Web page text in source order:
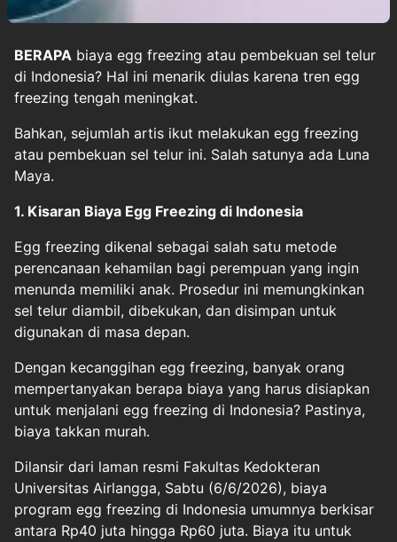
BERAPA biaya egg freezing atau pembekuan sel telur
di Indonesia? Hal ini menarik diulas karena tren egg
freezing tengah meningkat.
Bahkan, sejumlah artis ikut melakukan egg freezing
atau pembekuan sel telur ini. Salah satunya ada Luna
Maya.
1. Kisaran Biaya Egg Freezing di Indonesia
Egg freezing dikenal sebagai salah satu metode
perencanaan kehamilan bagi perempuan yang ingin
menunda memiliki anak. Prosedur ini memungkinkan
sel telur diambil, dibekukan, dan disimpan untuk
digunakan di masa depan.
Dengan kecanggihan egg freezing, banyak orang
mempertanyakan berapa biaya yang harus disiapkan
untuk menjalani egg freezing di Indonesia? Pastinya,
biaya takkan murah.
Dilansir dari laman resmi Fakultas Kedokteran
Universitas Airlangga, Sabtu (6/6/2026), biaya
program egg freezing di Indonesia umumnya berkisar
antara Rp40 juta hingga Rp60 juta. Biaya itu untuk